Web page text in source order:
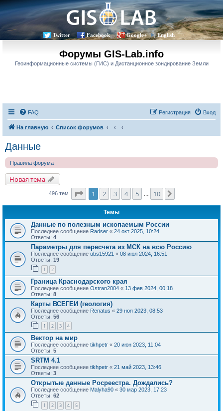
Twitter Facebook Google+ English
Форумы GIS-Lab.info
Геоинформационные системы (ГИС) и Дистанционное зондирование Земли
FAQ Вход
Регистрация
На главную Список форумов
Данные
Правила форума
Новая тема
496 тем Страница1 из
1 2 3 4 5 10
Темы
Данные по полезным ископаемым России
Последнее сообщение Radser « 24 окт 2025, 10:24
Ответы: 4
Параметры для пересчета из МСК на всю Россию
Последнее сообщение ubs15921 « 08 июл 2024, 16:51
Ответы: 19
1 2
Граница Краснодарского края
Последнее сообщение Ostran2004 « 13 фев 2024, 00:18
Ответы: 8
Карты ВСЕГЕИ (геология)
Последнее сообщение Renatus « 29 ноя 2023, 08:53
Ответы: 56
1 2 3 4
Вектор на мир
Последнее сообщение tikhpetr « 20 июн 2023, 11:04
Ответы: 5
SRTM 4.1
Последнее сообщение tikhpetr « 21 май 2023, 13:46
Ответы: 3
Открытые данные Росреестра. Дождались?
Последнее сообщение Malyha90 « 30 мар 2023, 17:23
Ответы: 62
1 2 3 4 5